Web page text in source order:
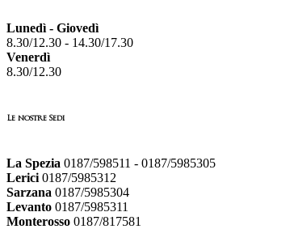
Lunedì - Giovedì
8.30/12.30 - 14.30/17.30
Venerdì
8.30/12.30
Le nostre Sedi
La Spezia 0187/598511 - 0187/5985305
Lerici 0187/5985312
Sarzana 0187/5985304
Levanto 0187/5985311
Monterosso 0187/817581